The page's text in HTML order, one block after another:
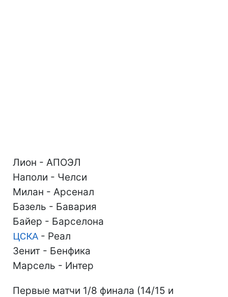
Лион - АПОЭЛ
Наполи - Челси
Милан - Арсенал
Базель - Бавария
Байер - Барселона
ЦСКА - Реал
Зенит - Бенфика
Марсель - Интер
Первые матчи 1/8 финала (14/15 и